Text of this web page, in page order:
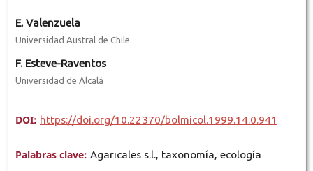
E. Valenzuela
Universidad Austral de Chile
F. Esteve-Raventos
Universidad de Alcalá
DOI: https://doi.org/10.22370/bolmicol.1999.14.0.941
Palabras clave: Agaricales s.l., taxonomía, ecología